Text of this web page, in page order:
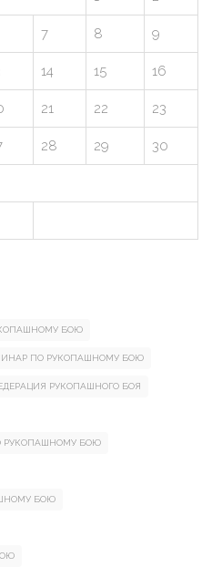
7 8 9
14 15 16
21 22 23
28 29 30
БОЮ
ПО РУКОПАШНОМУ БОЮ
РУКОПАШНОГО БОЯ
РУКОПАШНОМУ БОЮ
БОЮ